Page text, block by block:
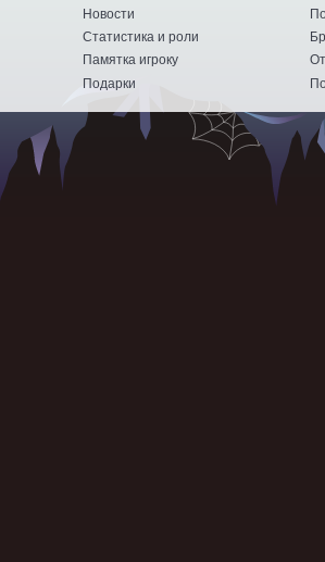
Новости
Статистика и роли
Памятка игроку
Подарки